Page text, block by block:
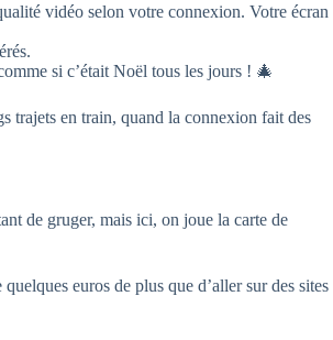
vidéo selon votre connexion. Votre écran
si c’était Noël tous les jours ! 🎄
trajets en train, quand la connexion fait des
de gruger, mais ici, on joue la carte de
euros de plus que d’aller sur des sites